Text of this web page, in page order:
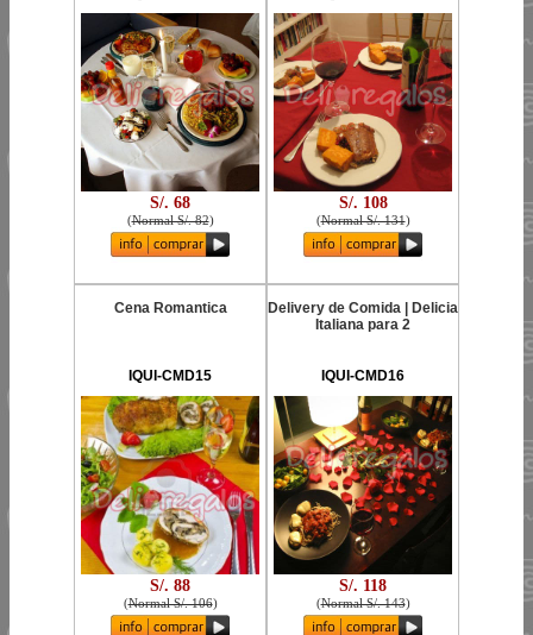
S/. 68
(Normal S/. 82)
S/. 108
(Normal S/. 131)
Cena Romantica
IQUI-CMD15
S/. 88
(Normal S/. 106)
Delivery de Comida | Delicia
Italiana para 2
IQUI-CMD16
S/. 118
(Normal S/. 143)